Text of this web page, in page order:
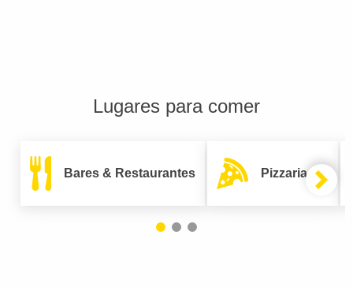
Lugares para comer
Bares & Restaurantes Pizzarias